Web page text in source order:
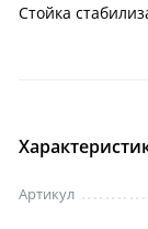
Стойка
Артикул